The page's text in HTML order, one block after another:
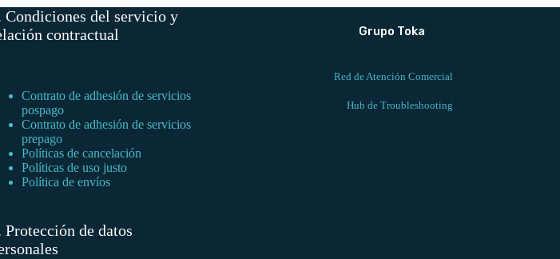
Condiciones del servicio y
contractual
Contrato de adhesión de servicios
pospago
Contrato de adhesión de servicios
prepago
Políticas de cancelación
Políticas de uso justo
Política de envíos
Protección de datos
Grupo Toka
Red de Atención Comercial
Hub de Troubleshooting